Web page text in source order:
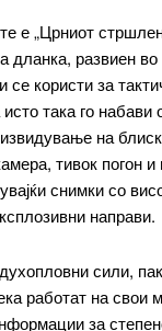
tortor
felis
dolor
text
е „Црниот
дланка, развиен
се користи за
така го набави
на
тивок погон
снимки со
направи.
сили,
работат на свои
за